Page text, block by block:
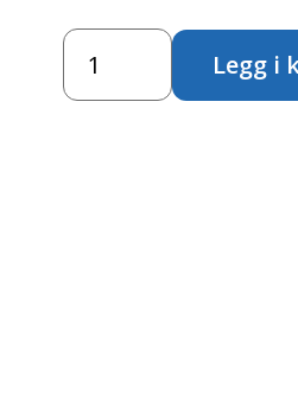
BRIO
Transport-
helikopter
Legg i